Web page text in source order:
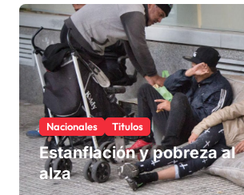
Nacionales Titulos
Estanflación y pobreza al
alza